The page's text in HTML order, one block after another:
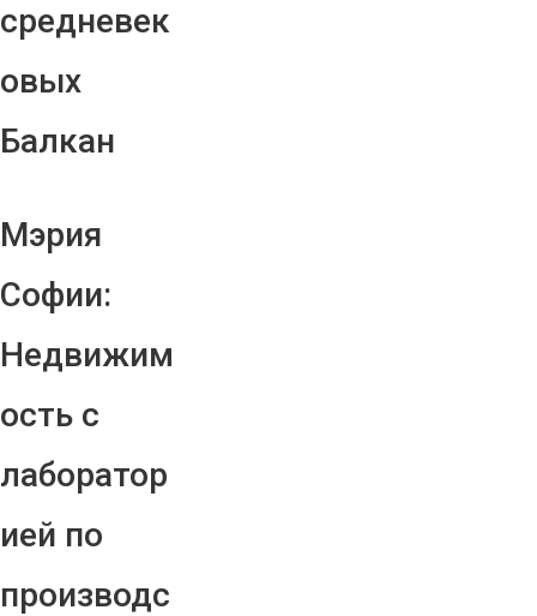
средневек
овых
Балкан
Мэрия
Софии:
Недвижим
ость с
лаборатор
ией по
производс